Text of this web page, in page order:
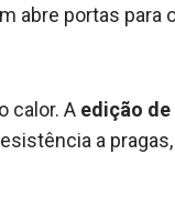
abre portas para
calor. A edição de
a